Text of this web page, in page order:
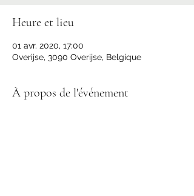
Heure et lieu
01 avr. 2020, 17:00
Overijse, 3090 Overijse, Belgique
À propos de l'événement